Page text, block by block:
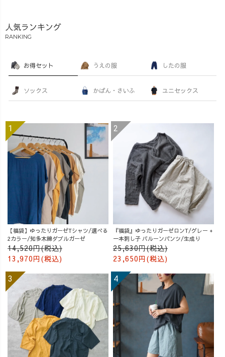
人気ランキング
RANKING
お得セット うえの服 したの服
ソックス かばん・さいふ ユニセックス
【福袋】ゆったりガーゼTシャツ/選べる
2カラー/知多木綿ダブルガーゼ
14,520円(税込)
13,970円(税込)
『福袋』ゆったりガーゼロンT/グレー +
一本刺し子 バルーンパンツ/生成り
25,630円(税込)
23,650円(税込)